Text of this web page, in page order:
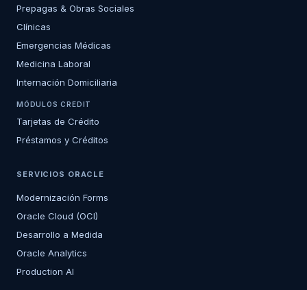
Prepagas & Obras Sociales
Clínicas
Emergencias Médicas
Medicina Laboral
Internación Domiciliaria
MÓDULOS CREDIT
Tarjetas de Crédito
Préstamos y Créditos
SERVICIOS ORACLE
Modernización Forms
Oracle Cloud (OCI)
Desarrollo a Medida
Oracle Analytics
Production AI